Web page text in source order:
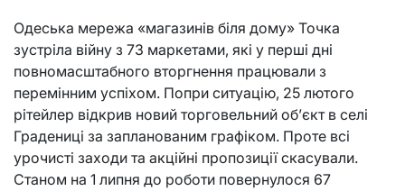
Одеська мережа «магазинів біля дому» Точка
зустріла війну з 73 маркетами, які у перші дні
повномасштабного вторгнення працювали з
перемінним успіхом. Попри ситуацію, 25 лютого
рітейлер відкрив новий торговельний об’єкт в селі
Градениці за запланованим графіком. Проте всі
урочисті заходи та акційні пропозиції скасували.
Станом на 1 липня до роботи повернулося 67